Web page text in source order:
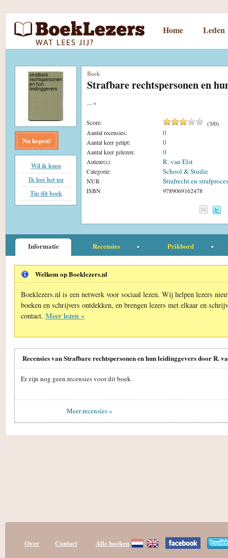
Home Leden
Nu kopen!
Wil ik lezen
Ik lees het nu
Tip dit boek
Boek
Strafbare rechtspersonen en
... «
Score: (3/0)
Aantal recensies:
0
Aantal keer getipt: 0
Aantal keer gelezen: 0
Auteur(s): R. van Elst
Categorie: School & Studie
NUR Strafrecht en
ISBN 9789069162478
Informatie Recensies Prikbord
Welkom op Boeklezers.nl
Boeklezers.nl is een netwerk voor sociaal lezen. Wij helpen lezers
boeken en schrijvers ontdekken, en brengen lezers met elkaar en
contact. Meer lezen »
Recensies van Strafbare rechtspersonen en hun leidinggevers door R.
Er zijn nog geen recensies voor dit boek.
Meer recensies »
Over Contact Alle boeken